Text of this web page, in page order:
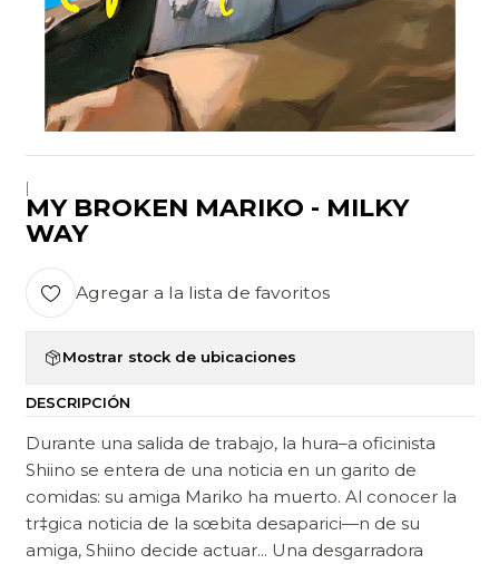
|
MY BROKEN MARIKO - MILKY
WAY
Agregar a la lista de favoritos
Mostrar stock de ubicaciones
DESCRIPCIÓN
Durante una salida de trabajo, la hura–a oficinista
Shiino se entera de una noticia en un garito de
comidas: su amiga Mariko ha muerto. Al conocer la
tr‡gica noticia de la sœbita desaparici—n de su
amiga, Shiino decide actuar... Una desgarradora